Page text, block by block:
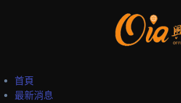
首頁
最新消息